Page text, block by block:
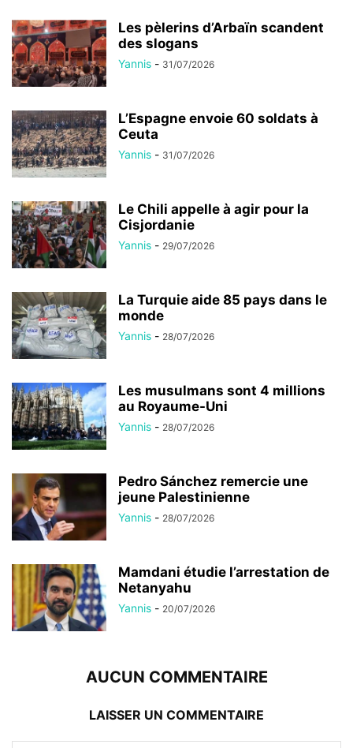
Les pèlerins d’Arbaïn scandent
des slogans
Yannis - 31/07/2026
L’Espagne envoie 60 soldats à
Ceuta
Yannis - 31/07/2026
Le Chili appelle à agir pour la
Cisjordanie
Yannis - 29/07/2026
La Turquie aide 85 pays dans le
monde
Yannis - 28/07/2026
Les musulmans sont 4 millions
au Royaume-Uni
Yannis - 28/07/2026
Pedro Sánchez remercie une
jeune Palestinienne
Yannis - 28/07/2026
Mamdani étudie l’arrestation de
Netanyahu
Yannis - 20/07/2026
AUCUN COMMENTAIRE
LAISSER UN COMMENTAIRE